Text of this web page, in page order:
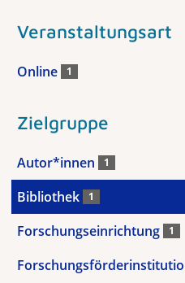
Veranstaltungsart
Online 1
Zielgruppe
Autor*innen 1
Bibliothek 1
Forschungseinrichtung 1